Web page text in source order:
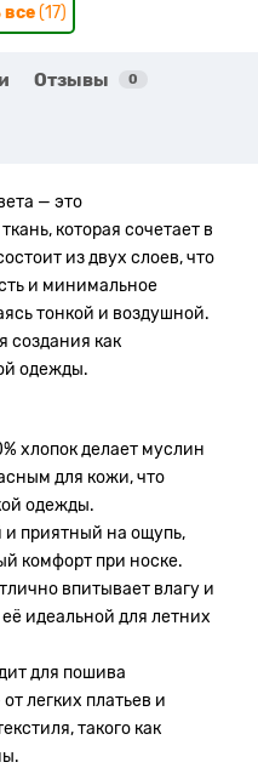
все(17)
Отзывы 0
— это
которая сочетает в
из двух слоев, что
и минимальное
тонкой и воздушной.
создания как
одежды.
хлопок делает муслин
для кожи, что
одежды.
приятный на ощупь,
комфорт при носке.
впитывает влагу и
идеальной для летних
для пошива
легких платьев и
такого как